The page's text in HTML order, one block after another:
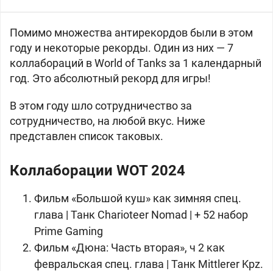
Помимо множества антирекордов были в этом
году и некоторые рекорды. Один из них — 7
коллабораций в World of Tanks за 1 календарный
год. Это абсолютный рекорд для игры!
В этом году шло сотрудничество за
сотрудничество, на любой вкус. Ниже
представлен список таковых.
Коллаборации WOT 2024
Фильм «Большой куш» как зимняя спец.
глава | Танк Charioteer Nomad | + 52 набор
Prime Gaming
Фильм «Дюна: Часть вторая», ч 2 как
февральская спец. глава | Танк Mittlerer Kpz.